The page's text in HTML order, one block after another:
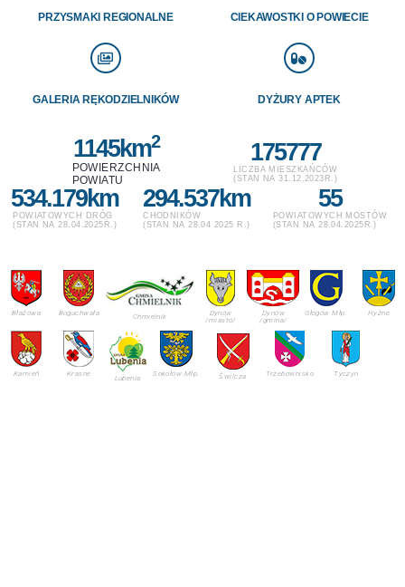
PRZYSMAKI REGIONALNE CIEKAWOSTKI O POWIECIE
GALERIA RĘKODZIELNIKÓW DYŻURY APTEK
POWIERZCHNIA
POWIATU
1145km2
LICZBA MIESZKAŃCÓW
(STAN NA 31.12.2023R.)
175777
POWIATOWYCH DRÓG
(STAN NA 28.04.2025R.)
534.179km
CHODNIKÓW
(STAN NA 28.04 2025 R.)
294.537km
POWIATOWYCH MOSTÓW
(STAN NA 28.04.2025R.)
55
Błażowa Boguchwała Chmielnik
Dynów
/miasto/
Dynów
/gmina/
Głogów Młp. Hyżne
Kamień Krasne
Lubenia
Sokołów Młp. Świlcza Trzebownisko Tyczyn